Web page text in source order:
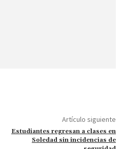
Artículo siguiente
Estudiantes regresan a clases en
Soledad sin incidencias de